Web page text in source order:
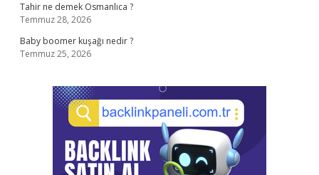
Tahir ne demek Osmanlıca ?
Temmuz 28, 2026
Baby boomer kuşağı nedir ?
Temmuz 25, 2026